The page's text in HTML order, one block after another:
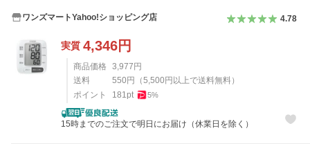
ワンズマートYahoo!ショッピング店 4.78
実質 4,346円
商品価格 3,977 円
送料
550 円 （5,500 円以上で送料無料）
ポイント
181pt 5%
15時までのご注文で明日にお届け（休業日を除く）